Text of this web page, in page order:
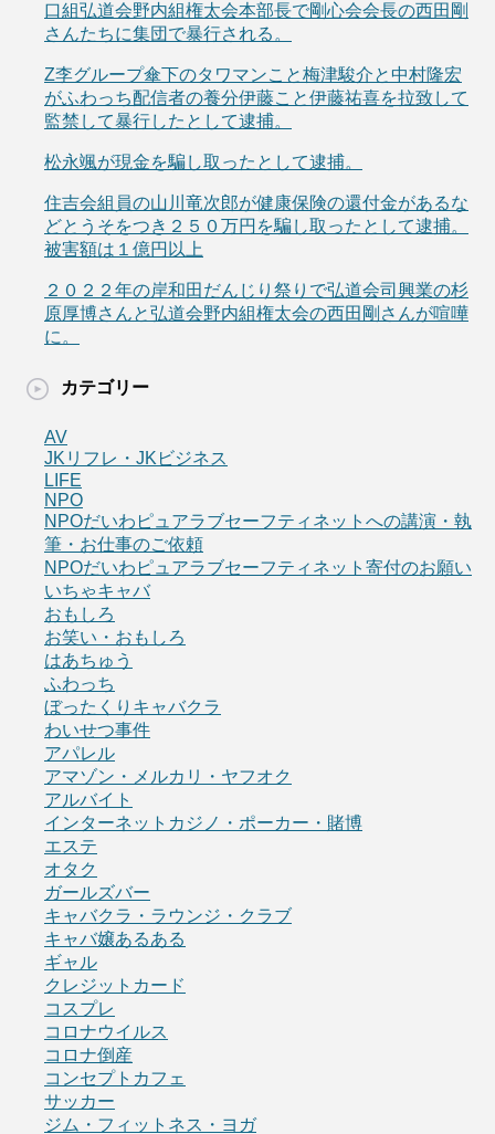
口組弘道会野内組権太会本部長で剛心会会長の西田剛
さんたちに集団で暴行される。
Z李グループ傘下のタワマンこと梅津駿介と中村隆宏
がふわっち配信者の養分伊藤こと伊藤祐喜を拉致して
監禁して暴行したとして逮捕。
松永颯が現金を騙し取ったとして逮捕。
住吉会組員の山川竜次郎が健康保険の還付金があるな
どとうそをつき２５０万円を騙し取ったとして逮捕。
被害額は１億円以上
２０２２年の岸和田だんじり祭りで弘道会司興業の杉
原厚博さんと弘道会野内組権太会の西田剛さんが喧嘩
に。
カテゴリー
AV
JKリフレ・JKビジネス
LIFE
NPO
NPOだいわピュアラブセーフティネットへの講演・執
筆・お仕事のご依頼
NPOだいわピュアラブセーフティネット寄付のお願い
いちゃキャバ
おもしろ
お笑い・おもしろ
はあちゅう
ふわっち
ぼったくりキャバクラ
わいせつ事件
アパレル
アマゾン・メルカリ・ヤフオク
アルバイト
インターネットカジノ・ポーカー・賭博
エステ
オタク
ガールズバー
キャバクラ・ラウンジ・クラブ
キャバ嬢あるある
ギャル
クレジットカード
コスプレ
コロナウイルス
コロナ倒産
コンセプトカフェ
サッカー
ジム・フィットネス・ヨガ